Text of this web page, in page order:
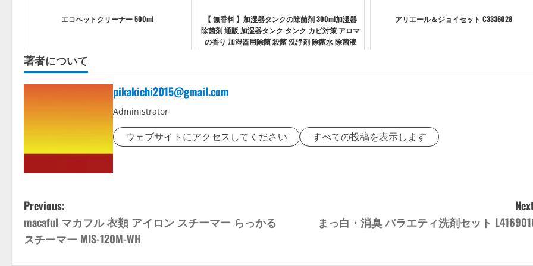
エコペットクリーナー 500ml
【 無香料 】加湿器タンクの除菌剤 300ml加湿器
除菌剤 通販 加湿器タンク タンク カビ対策 アロマ
の香り 加湿器用除菌 殺菌 洗浄剤 除菌水 除菌液
アリエール＆ジョイセット C3336028
著者について
pikakichi2015@gmail.com
Administrator
ウェブサイトにアクセスしてください すべての投稿を表示します
P
o
s
Previous:
macaful マカフル 衣類 アイロン スチーマー らっかる
スチーマー MIS-120M-WH
まっ白・消臭 バラエティ洗剤セット